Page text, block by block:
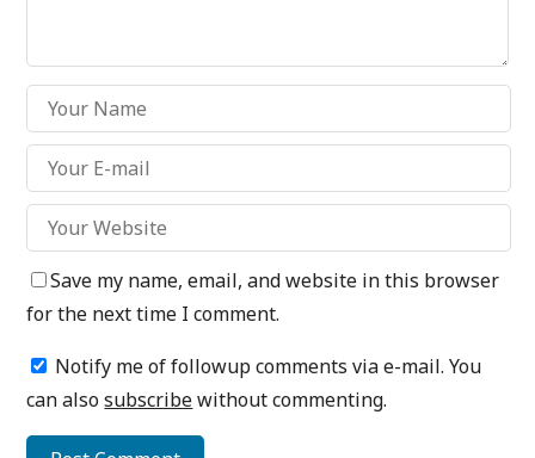
Save my name, email, and website in this browser
for the next time I comment.
Notify me of followup comments via e-mail. You
can alsosubscribewithout commenting.